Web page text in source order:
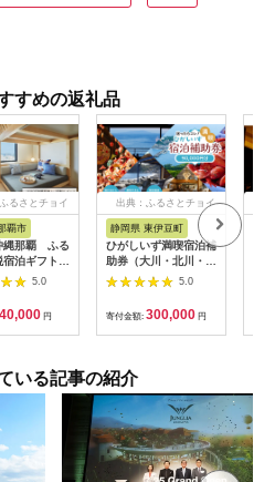
すめの返礼品
るさとチョイ
覇市
縄那覇 ふる
泊ギフト券
)
5.0
40,000 円
出典：ふるさとチョイ
静岡県 東伊豆町
ひがしいず満喫宿泊補
助券（大川・北川・熱
川・片瀬・白田・稲取
5.0
寄付金額: 300,000 円
いる記事の紹介